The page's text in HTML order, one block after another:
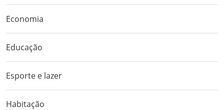
Economia
Educação
Esporte e lazer
Habitação